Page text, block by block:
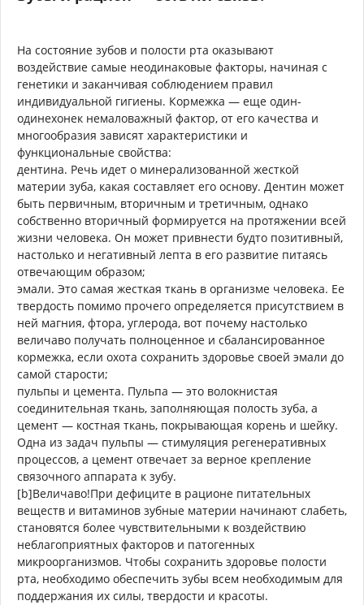
На состояние зубов и полости рта оказывают
воздействие самые неодинаковые факторы, начиная с
генетики и заканчивая соблюдением правил
индивидуальной гигиены. Кормежка — еще один-
одинехонек немаловажный фактор, от его качества и
многообразия зависят характеристики и
функциональные свойства:
дентина. Речь идет о минерализованной жесткой
материи зуба, какая составляет его основу. Дентин может
быть первичным, вторичным и третичным, однако
собственно вторичный формируется на протяжении всей
жизни человека. Он может привнести будто позитивный,
настолько и негативный лепта в его развитие питаясь
отвечающим образом;
эмали. Это самая жесткая ткань в организме человека. Ее
твердость помимо прочего определяется присутствием в
ней магния, фтора, углерода, вот почему настолько
величаво получать полноценное и сбалансированное
кормежка, если охота сохранить здоровье своей эмали до
самой старости;
пульпы и цемента. Пульпа — это волокнистая
соединительная ткань, заполняющая полость зуба, а
цемент — костная ткань, покрывающая корень и шейку.
Одна из задач пульпы — стимуляция регенеративных
процессов, а цемент отвечает за верное крепление
связочного аппарата к зубу.
[b]Величаво!При дефиците в рационе питательных
веществ и витаминов зубные материи начинают слабеть,
становятся более чувствительными к воздействию
неблагоприятных факторов и патогенных
микроорганизмов. Чтобы сохранить здоровье полости
рта, необходимо обеспечить зубы всем необходимым для
поддержания их силы, твердости и красоты.